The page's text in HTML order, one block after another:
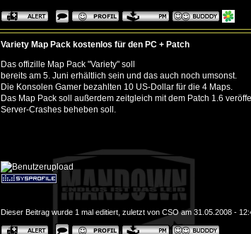
Variety Map Pack kostenlos für den PC + Patch
Das offizille Map Pack "Variety" soll
bereits am 5. Juni erhältlich sein und das auch noch umsonst.
Die Konsolen Gamer bezahlten 10 US-Dollar für die 4 Maps.
Das Map Pack soll außerdem zeitgleich mit dem Patch 1.6
Server-Crashes beheben soll.
Dieser Beitrag wurde 1 mal editiert, zuletzt von CSO am 31.05.2008 -